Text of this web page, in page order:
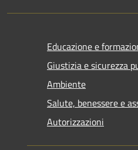
Educazione e
Giustizia e sicurezza
Ambiente
Salute, benessere e
Autorizzazioni